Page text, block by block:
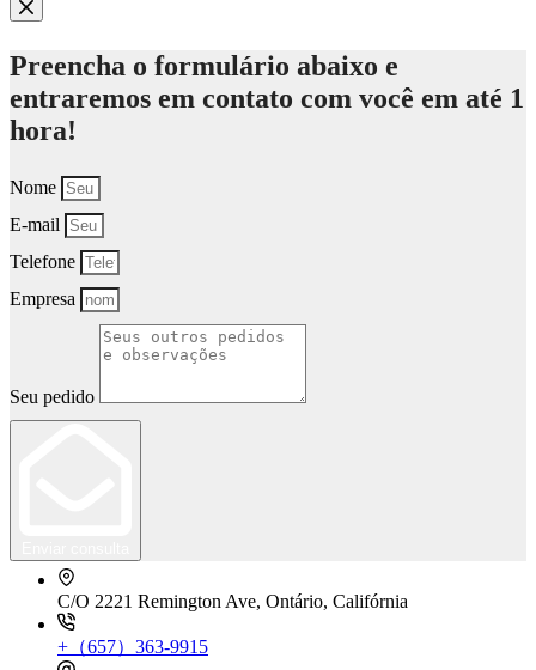
Preencha o formulário abaixo e
entraremos em contato com você em até 1
hora!
Nome
E-mail
Telefone
Empresa
Seu pedido
C/O 2221 Remington Ave, Ontário, Califórnia
+（657）363-9915